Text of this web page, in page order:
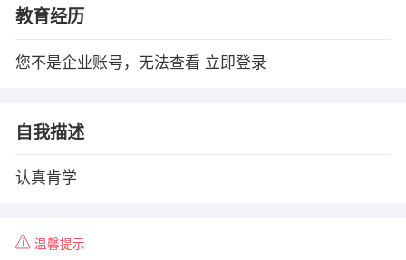
教育经历
您不是企业账号，无法查看 立即登录
自我描述
认真肯学
温馨提示